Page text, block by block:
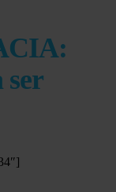
ser